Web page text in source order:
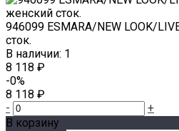
946099 ESMARA/NEW LOOK/
сток.
В наличии: 1
8 118 ₽
-0%
8 118 ₽
-
+
В корзину